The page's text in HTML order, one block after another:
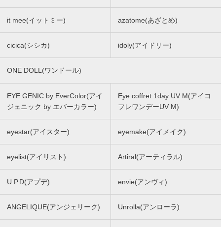
it mee(イットミー) azatome(あざとめ)
cicica(シシカ) idoly(アイドリー)
ONE DOLL(ワンドール)
EYE GENIC by EverColor(アイ
ジェニック by エバーカラー)
Eye coffret 1day UV M(アイコ
フレワンデーUV M)
eyestar(アイスター) eyemake(アイメイク)
eyelist(アイリスト) Artiral(アーティラル)
U.P.D(アプデ) envie(アンヴィ)
ANGELIQUE(アンジェリーク) Unrolla(アンローラ)